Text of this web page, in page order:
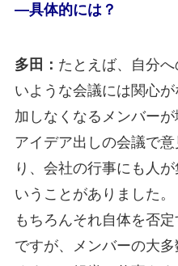
―具体的には？
多田： たとえば、自分
いような会議には関心
加しなくなるメンバー
アイデア出しの会議で
り、会社の行事にも人
いうことがありました。
もちろんそれ自体を否
ですが、メンバーの大